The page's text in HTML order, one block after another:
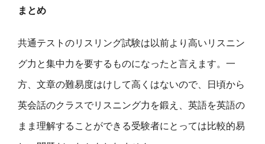
まとめ
共通テストのリスリング試験は以前より高いリスニン
グ力と集中力を要するものになったと言えます。 一
方、文章の難易度はけして高くはないので、日頃から
英会話のクラスでリスニング力を鍛え、英語を英語の
まま理解することができる受験者にとっては比較的易